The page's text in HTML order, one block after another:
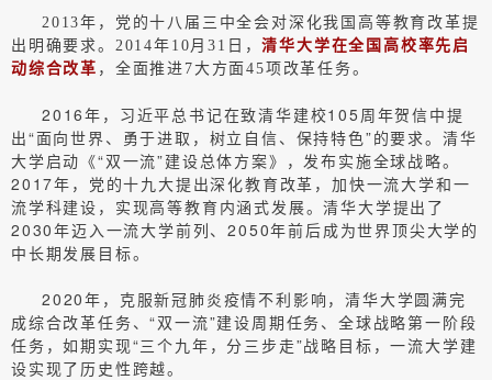
2013年，党的十八届三中全会对深化我国高等教育改革提
出明确要求。2014年10月31日，清华大学在全国高校率先启
动综合改革 ，全面推进7大方面45项改革任务。
2016年，习近平总书记在致清华建校105周年贺信中提
出“面向世界、勇于进取，树立自信、保持特色”的要求。清华
大学启动《“双一流”建设总体方案》，发布实施全球战略。
2017年，党的十九大提出深化教育改革，加快一流大学和一
流学科建设，实现高等教育内涵式发展。清华大学提出了
2030年迈入一流大学前列、2050年前后成为世界顶尖大学的
中长期发展目标。
2020年，克服新冠肺炎疫情不利影响，清华大学圆满完
成综合改革任务、“双一流”建设周期任务、全球战略第一阶段
任务，如期实现“三个九年，分三步走”战略目标，一流大学建
设实现了历史性跨越。